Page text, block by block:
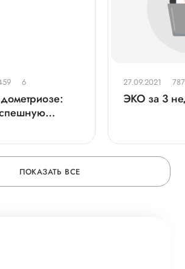
6 27.09.2021
ЭКО за 3
ПОКАЗАТЬ ВСЕ